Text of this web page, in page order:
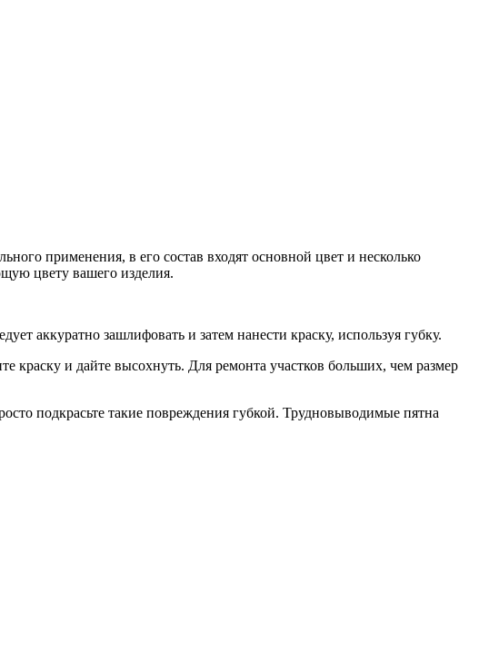
применения, в его состав входят основной цвет и несколько
цвету вашего изделия.
аккуратно зашлифовать и затем нанести краску, используя губку.
краску и дайте высохнуть. Для ремонта участков больших, чем размер
подкрасьте такие повреждения губкой. Трудновыводимые пятна